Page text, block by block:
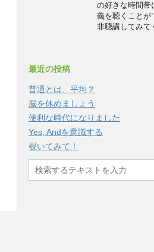
の好きな時間帯
義を聴くことが
非聴講してみて
最近の投稿
普通とは、平均？
脳を休めましょう
便利な時代になりました
Yes, Andを意識する
覗いてみて！